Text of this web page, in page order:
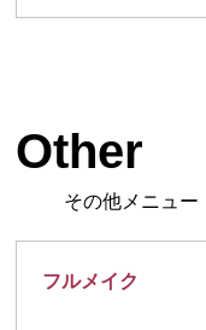
Other
その他メニュー
フルメイク